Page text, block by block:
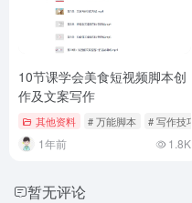
10节课学会美食短视频脚本创
作及文案写作
其他资料 # 万能脚本 # 写作技巧
1年前 1.8K
暂无评论